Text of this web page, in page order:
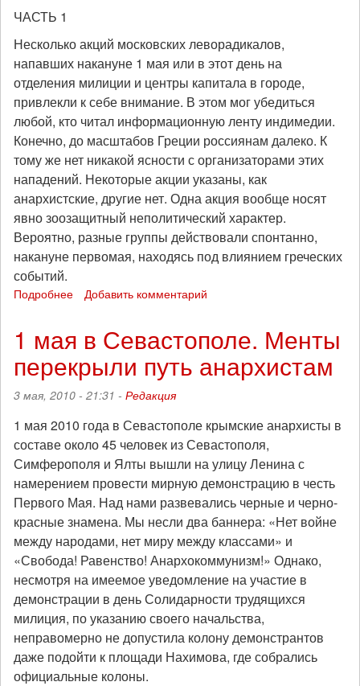
ЧАСТЬ 1
Несколько акций московских леворадикалов,
напавших накануне 1 мая или в этот день на
отделения милиции и центры капитала в городе,
привлекли к себе внимание. В этом мог убедиться
любой, кто читал информационную ленту индимедии.
Конечно, до масштабов Греции россиянам далеко. К
тому же нет никакой ясности с организаторами этих
нападений. Некоторые акции указаны, как
анархистские, другие нет. Одна акция вообще носят
явно зоозащитный неполитический характер.
Вероятно, разные группы действовали спонтанно,
накануне первомая, находясь под влиянием греческих
событий.
Подробнее
(инсуррекционизм)
Добавить комментарий
1 мая в Севастополе. Менты
перекрыли путь анархистам
3 мая, 2010 - 21:31 - Редакция
1 мая 2010 года в Севастополе крымские анархисты в
составе около 45 человек из Севастополя,
Симферополя и Ялты вышли на улицу Ленина с
намерением провести мирную демонстрацию в честь
Первого Мая. Над нами развевались черные и черно-
красные знамена. Мы несли два баннера: «Нет войне
между народами, нет миру между классами» и
«Свобода! Равенство! Анархокоммунизм!» Однако,
несмотря на имеемое уведомление на участие в
демонстрации в день Солидарности трудящихся
милиция, по указанию своего начальства,
неправомерно не допустила колону демонстрантов
даже подойти к площади Нахимова, где собрались
официальные колоны.